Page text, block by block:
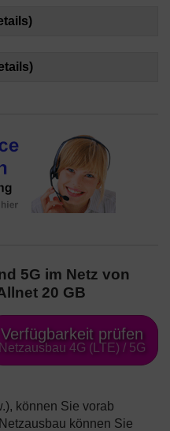
5G im Netz von
20 GB
Verfügbarkeit prüfen
Netzausbau 4G (LTE) / 5G
können Sie vorab
können Sie